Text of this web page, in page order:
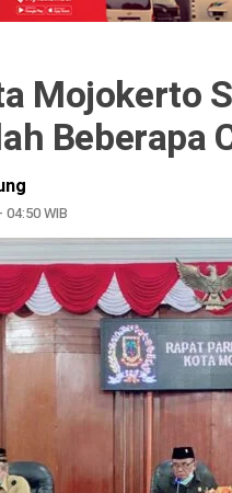
Mojokerto
Beberapa
04:50 WIB